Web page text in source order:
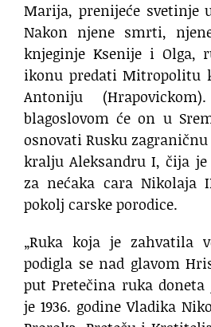
Marija, prenijeće svetinje
Nakon njene smrti,
knjeginje Ksenije i Olga,
ikonu predati Mitropolitu
Antoniju
blagoslovom će on u
osnovati Rusku
kralju Aleksandru I, čija
za nećaka cara Nikolaja
pokolj carske porodice.
„Ruka koja je zahvatila
podigla se nad glavom
put Pretečina ruka doneta
je 1936. godine Vladika